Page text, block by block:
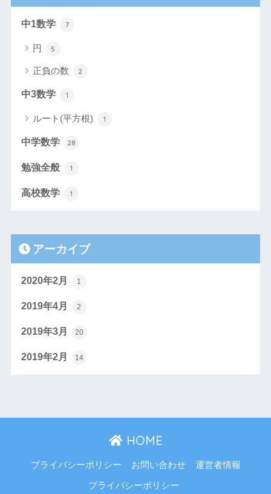
中1数学 7
円 5
正負の数 2
中3数学 1
ルート(平方根) 1
中学数学 28
勉強全般 1
高校数学 1
アーカイブ
2020年2月 1
2019年4月 2
2019年3月 20
2019年2月 14
HOME
プライバシーポリシー お問い合わせ 運営者情報
プライバシーポリシー